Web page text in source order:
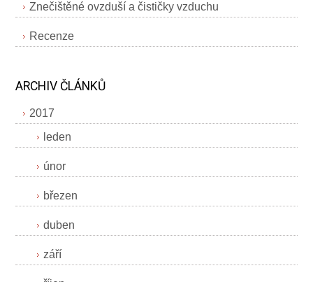
Znečištěné ovzduší a čističky vzduchu
Recenze
ARCHIV ČLÁNKŮ
2017
leden
únor
březen
duben
září